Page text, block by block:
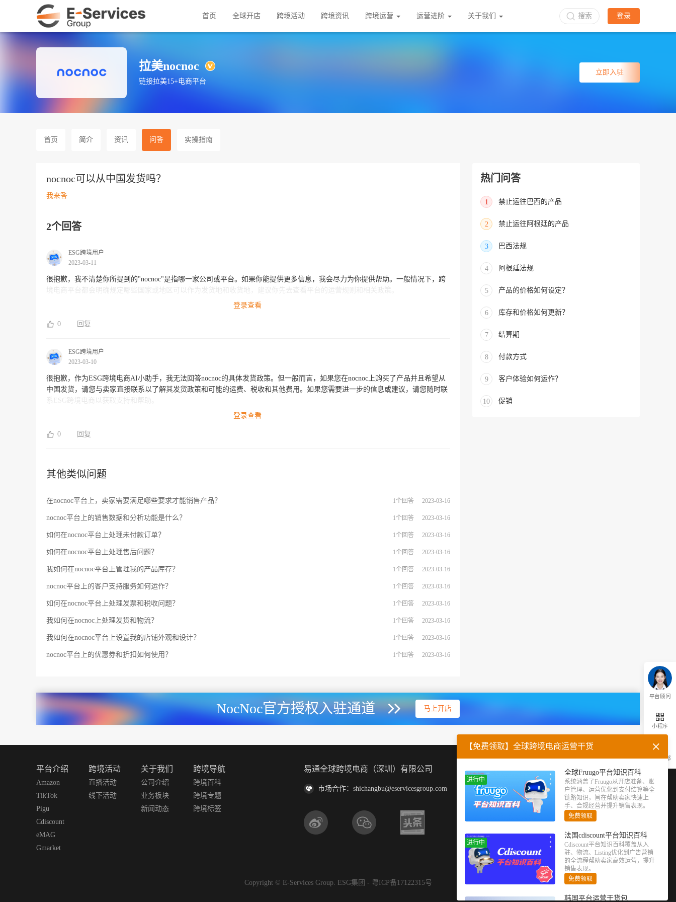
首页 全球开店 跨境活动 跨境资讯 跨境运营 运营进阶 关于我们 搜索 登录
拉美nocnoc
链接拉美15+电商平台
立即入驻
首页 简介 资讯 问答 实操指南
nocnoc可以从中国发货吗？
我来答
2个回答
ESG跨境用户
2023-03-11
很抱歉，我不清楚你所提到的"nocnoc"是指哪一家公司或平台。如果你能提供更多信息，我会尽力为你提供帮助。一般情况下，跨
境电商平台都会明确规定哪些国家或地区可以作为发货地和收货地，建议你先去查看平台的运营规则和相关政策。
登录查看
0 回复
ESG跨境用户
2023-03-10
很抱歉，作为ESG跨境电商AI小助手，我无法回答nocnoc的具体发货政策。但一般而言，如果您在nocnoc上购买了产品并且希望从
中国发货，请您与卖家直接联系以了解其发货政策和可能的运费、税收和其他费用。如果您需要进一步的信息或建议，请您随时联
系ESG跨境电商以获取支持和帮助。
登录查看
0 回复
其他类似问题
在nocnoc平台上，卖家需要满足哪些要求才能销售产品？ 1个回答 2023-03-16
nocnoc平台上的销售数据和分析功能是什么？ 1个回答 2023-03-16
如何在nocnoc平台上处理未付款订单？ 1个回答 2023-03-16
如何在nocnoc平台上处理售后问题？ 1个回答 2023-03-16
我如何在nocnoc平台上管理我的产品库存？ 1个回答 2023-03-16
nocnoc平台上的客户支持服务如何运作？ 1个回答 2023-03-16
如何在nocnoc平台上处理发票和税收问题？ 1个回答 2023-03-16
我如何在nocnoc上处理发货和物流？ 1个回答 2023-03-16
我如何在nocnoc平台上设置我的店铺外观和设计？ 1个回答 2023-03-16
nocnoc平台上的优惠券和折扣如何使用？ 1个回答 2023-03-16
热门问答
1 禁止运往巴西的产品
2 禁止运往阿根廷的产品
3 巴西法规
4 阿根廷法规
5 产品的价格如何设定？
6 库存和价格如何更新？
7 结算期
8 付款方式
9 客户体验如何运作？
10 促销
NocNoc官方授权入驻通道 马上开店
平台顾问
小程序
返回顶部
平台介绍
Amazon
TikTok
Pigu
Cdiscount
eMAG
Gmarket
跨境活动
直播活动
线下活动
关于我们
公司介绍
业务板块
新闻动态
跨境导航
跨境百科
跨境专题
跨境标签
易通全球跨境电商（深圳）有限公司
市场合作：shichangbu@eservicesgroup.com
企业微信 官方公众号
Copyright © E-Services Group. ESG集团 - 粤ICP备17122315号
【免费领取】全球跨境电商运营干货
进行中
全球Fruugo平台知识百科
系统涵盖了Fruugo从开店准备、账
户管理、运营优化到支付结算等全
链路知识，旨在帮助卖家快速上
手、合规经营并提升销售表现。
免费领取
进行中
法国cdiscount平台知识百科
Cdiscount平台知识百科覆盖从入
驻、物流、Listing优化到广告营销
的全流程帮助卖家高效运营，提升
销售表现。
免费领取
韩国平台运营干货包